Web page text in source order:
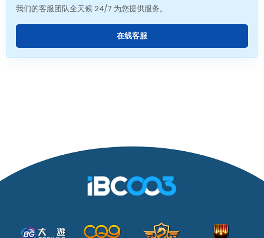
我们的客服团队全天候 24/7 为您提供服务。
在线客服